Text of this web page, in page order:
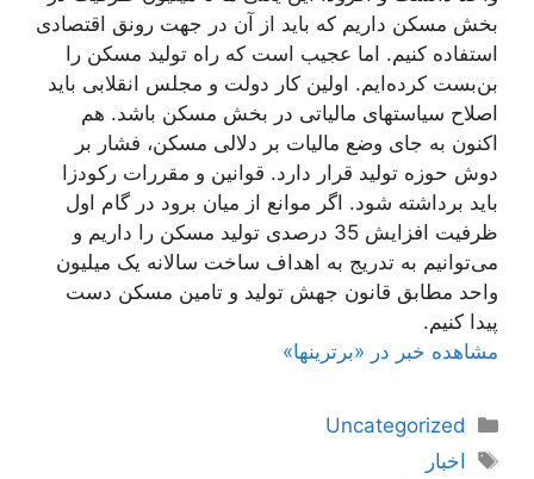
بخش مسکن داریم که باید از آن در جهت رونق اقتصادی
استفاده کنیم. اما عجیب است که راه تولید مسکن را
بن‌بست کرده‌ایم. اولین کار دولت و مجلس انقلابی باید
اصلاح سیاستهای مالیاتی در بخش مسکن باشد. هم
اکنون به جای وضع مالیات بر دلالی مسکن، فشار بر
دوش حوزه تولید قرار دارد. قوانین و مقررات رکودزا
باید برداشته شود. اگر موانع از میان برود در گام اول
ظرفیت افزایش 35 درصدی تولید مسکن را داریم و
می‌توانیم به تدریج به اهداف ساخت سالانه یک میلیون
واحد مطابق قانون جهش تولید و تامین مسکن دست
پیدا کنیم.
مشاهده خبر در «برترینها»
دسته‌ها
Uncategorized
برچسب‌ها
اخبار